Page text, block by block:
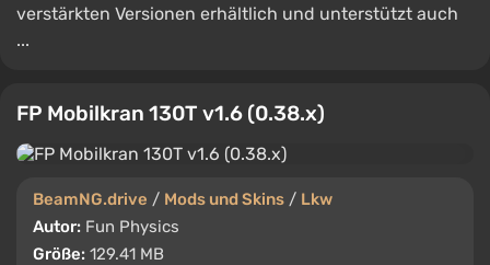
verstärkten Versionen erhältlich und unterstützt auch
...
FP Mobilkran 130T v1.6 (0.38.x)
BeamNG.drive / Mods und Skins / Lkw
Autor: Fun Physics
Größe: 129.41 MB